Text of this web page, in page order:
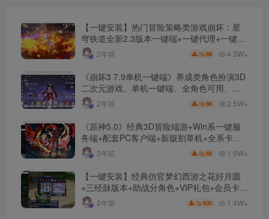
【一键安装】热门冒险策略类游戏崩坏：星
穹铁道全新2.3版本一键端+一键代理+一键启
动+免虚拟机
2年前 88 4.3W+
《崩坏3 7.9单机一键端》养成类角色扮演3D
二次元游戏、单机一键端、全角色可用、无
限资源、附带保姆级安装教程
2年前 66 2.5W+
《原神5.0》经典3D冒险端游+Win系一键服
务端+配套PC客户端+新版割草机+全系卡池
文件2年前 66 1.9W+
【一键安装】经典仿官梦幻西游之花好月圆
+三经脉版本+助战分角色+VIP礼包+会员卡
+剧情活动+视频搭建及其他修改资料
2年前 600 1.4W+